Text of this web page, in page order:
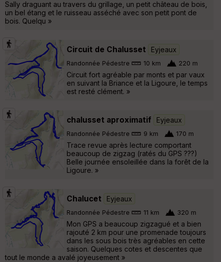
Sally draguant au travers du grillage, un petit château de bois,
un bel étang et le ruisseau asséché avec son petit pont de
bois. Quelqu »
Circuit de Chalusset Eyjeaux
Randonnée Pédestre 10 km 220 m
Circuit fort agréable par monts et par vaux
en suivant la Briance et la Ligoure, le temps
est resté clément. »
chalusset aproximatif Eyjeaux
Randonnée Pédestre 9 km 170 m
Trace revue après lecture comportant
beaucoup de zigzag (ratés du GPS ???)
Belle journée ensoleillée dans la forêt de la
Ligoure. »
Chalucet Eyjeaux
Randonnée Pédestre 11 km 320 m
Mon GPS a beaucoup zigzagué et a bien
rajouté 2 km pour une promenade toujours
dans les sous bois très agréables en cette
saison. Quelques cotes et descentes que
tout le monde a avalé joyeusement »